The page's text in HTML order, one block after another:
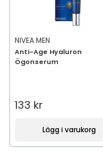
NIVEA MEN
Anti-Age Hyaluron
Ögonserum
133 kr
Lägg i varukorg